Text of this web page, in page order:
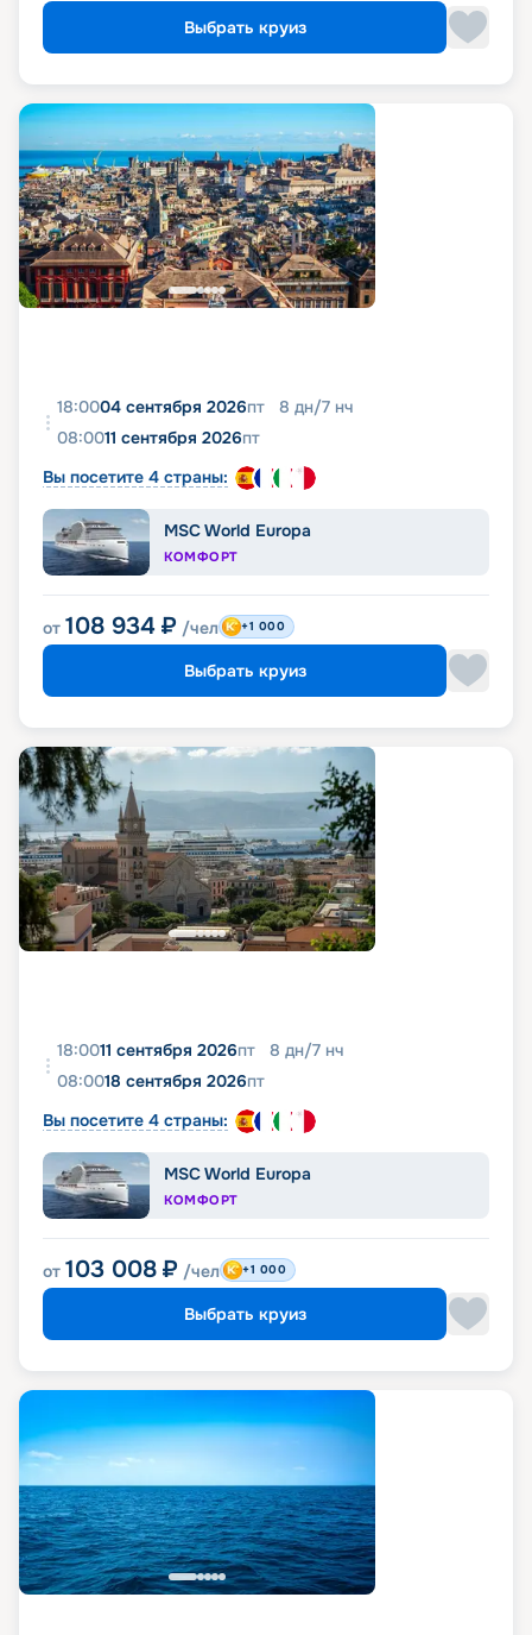
Выбрать круиз
18:0004 сентября 2026пт 8 дн/7 нч
08:0011 сентября 2026пт
Вы посетите 4 страны:
MSC World Europa
КОМФОРТ
от 108 934 ₽ /чел +1 000
Выбрать круиз
18:0011 сентября 2026пт 8 дн/7 нч
08:0018 сентября 2026пт
Вы посетите 4 страны:
MSC World Europa
КОМФОРТ
от 103 008 ₽ /чел +1 000
Выбрать круиз